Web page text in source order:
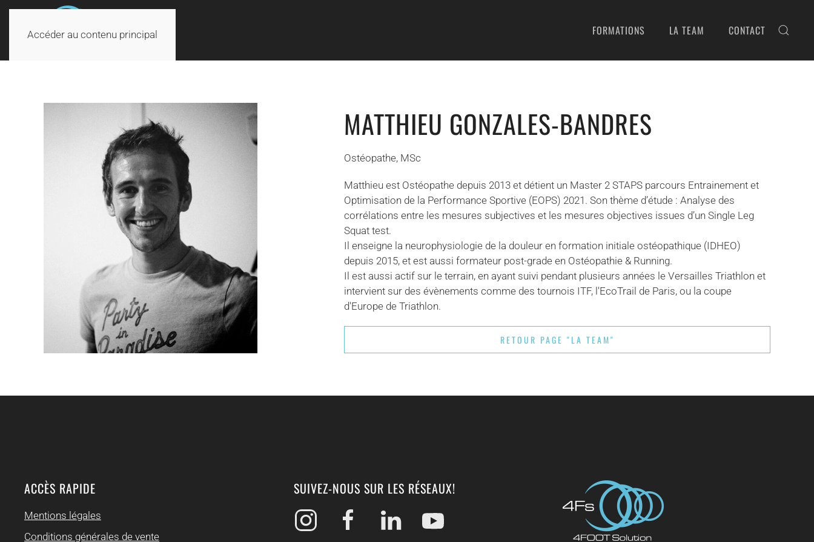
Accéder au contenu principal FORMATIONS LA TEAM CONTACT
MATTHIEU GONZALES-BANDRES
Ostéopathe, MSc
Matthieu est Ostéopathe depuis 2013 et détient un Master 2 STAPS parcours Entrainement et
Optimisation de la Performance Sportive (EOPS) 2021. Son thème d’étude : Analyse des
corrélations entre les mesures subjectives et les mesures objectives issues d’un Single Leg
Squat test.
Il enseigne la neurophysiologie de la douleur en formation initiale ostéopathique (IDHEO)
depuis 2015, et est aussi formateur post-grade en Ostéopathie & Running.
Il est aussi actif sur le terrain, en ayant suivi pendant plusieurs années le Versailles Triathlon et
intervient sur des évènements comme des tournois ITF, l'EcoTrail de Paris, ou la coupe
d'Europe de Triathlon.
RETOUR PAGE "LA TEAM"
ACCÈS RAPIDE
Mentions légales
Conditions générales de vente
SUIVEZ-NOUS SUR LES RÉSEAUX!